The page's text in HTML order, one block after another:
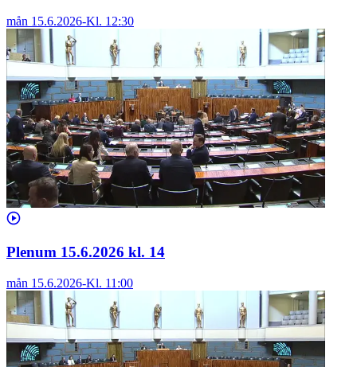
mån 15.6.2026-Kl. 12:30
Plenum 15.6.2026 kl. 14
mån 15.6.2026-Kl. 11:00